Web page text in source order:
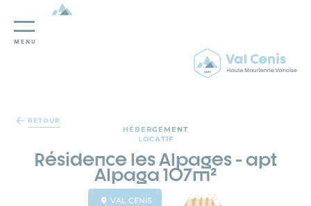
MENU
RETOUR
HÉBERGEMENT
LOCATIF
Résidence les Alpages - apt
Alpaga 107m²
VAL CENIS